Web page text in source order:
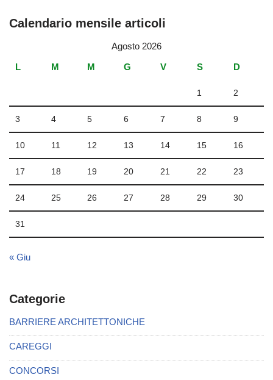
Calendario mensile articoli
Agosto 2026
L
M M G V S D
1 2
3 4 5 6 7 8 9
10 11 12 13 14 15 16
17 18 19 20 21 22 23
24 25 26 27 28 29 30
31
« Giu
Categorie
BARRIERE ARCHITETTONICHE
CAREGGI
CONCORSI